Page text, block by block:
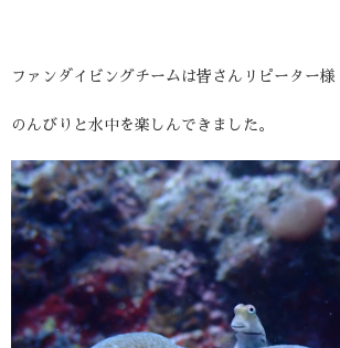
ファンダイビングチームは皆さんリピーター様
のんびりと水中を楽しんできました。